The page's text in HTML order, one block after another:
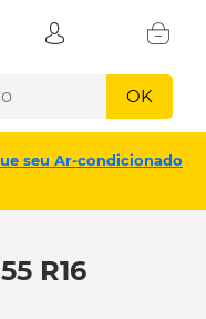
OK
seu Ar-condicionado
R16